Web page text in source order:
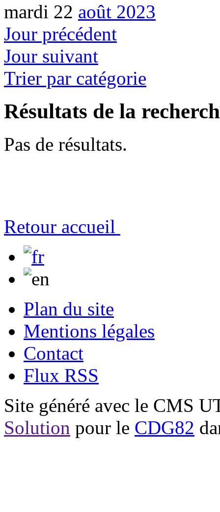
mardi 22 août 2023
Jour précédent
Jour suivant
Trier par catégorie
Résultats de la
Pas de résultats.
Retour accueil
Plan du site
Mentions légales
Contact
Flux RSS
Site généré avec le CMS
Solution pour le CDG82